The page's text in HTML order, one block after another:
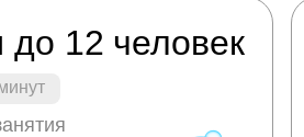
до 12 человек